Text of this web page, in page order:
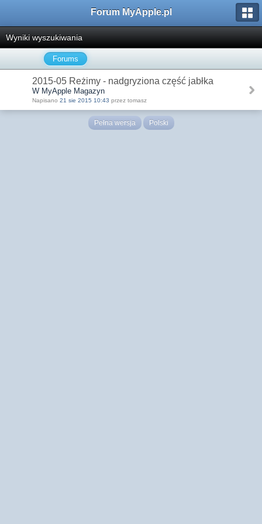
Forum MyApple.pl
Wyniki wyszukiwania
Forums
2015-05 Reżimy - nadgryziona część jabłka
W MyApple Magazyn
Napisano 21 sie 2015 10:43 przez tomasz
Pełna wersja Polski